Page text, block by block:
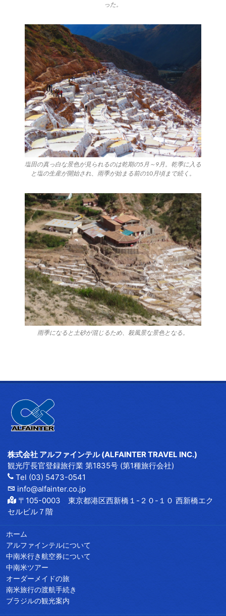
った。
塩田の真っ白な景色が見られるのは乾期の5月～9月。乾季に入る
と塩の生産が開始され、雨季が始まる前の10月頃まで続く。
雨季になると土砂が混じるため、殺風景な景色となる。
株式会社 アルファインテル (ALFAINTER TRAVEL INC.)
観光庁長官登録旅行業 第1835号 (第1種旅行会社)
Tel (03) 5473-0541
info@alfainter.co.jp
〒105-0003 東京都港区西新橋１-２０-１０ 西新橋エク
セルビル７階
ホーム
アルファインテルについて
中南米行き航空券について
中南米ツアー
オーダーメイドの旅
南米旅行の渡航手続き
ブラジルの観光案内